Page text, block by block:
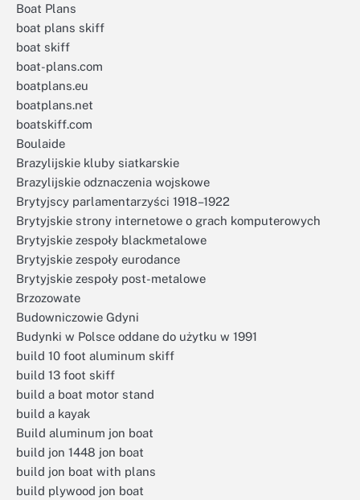
Boat Plans
boat plans skiff
boat skiff
boat-plans.com
boatplans.eu
boatplans.net
boatskiff.com
Boulaide
Brazylijskie kluby siatkarskie
Brazylijskie odznaczenia wojskowe
Brytyjscy parlamentarzyści 1918–1922
Brytyjskie strony internetowe o grach komputerowych
Brytyjskie zespoły blackmetalowe
Brytyjskie zespoły eurodance
Brytyjskie zespoły post-metalowe
Brzozowate
Budowniczowie Gdyni
Budynki w Polsce oddane do użytku w 1991
build 10 foot aluminum skiff
build 13 foot skiff
build a boat motor stand
build a kayak
Build aluminum jon boat
build jon 1448 jon boat
build jon boat with plans
build plywood jon boat